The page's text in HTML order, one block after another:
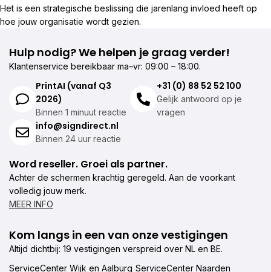
Het is een strategische beslissing die jarenlang invloed heeft op
hoe jouw organisatie wordt gezien.
Hulp nodig? We helpen je graag verder!
Klantenservice bereikbaar ma–vr: 09:00 – 18:00.
PrintAI (vanaf Q3
2026)
Binnen 1 minuut reactie
+31 (0) 88 52 52 100
Gelijk antwoord op je
vragen
info@signdirect.nl
Binnen 24 uur reactie
Word reseller. Groei als partner.
Achter de schermen krachtig geregeld. Aan de voorkant
volledig jouw merk.
MEER INFO
Kom langs in een van onze vestigingen
Altijd dichtbij: 19 vestigingen verspreid over NL en BE.
ServiceCenter Wijk en Aalburg ServiceCenter Naarden